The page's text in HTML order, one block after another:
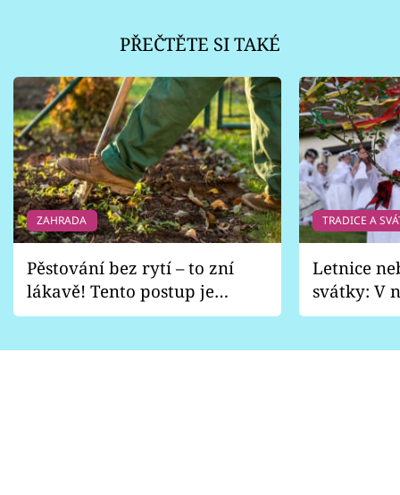
PŘEČTĚTE SI TAKÉ
ZAHRADA
Pěstování bez rytí – to zní
lákavě! Tento postup je
vhodný jen pro některé
TRADICE A
Letnice
svátky: V
pondělí